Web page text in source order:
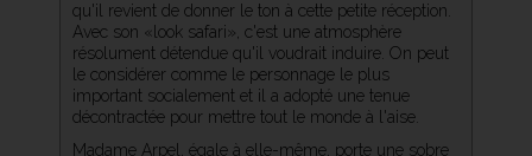
qu'il revient de donner le ton à cette petite réception.
Avec son «look safari», c'est une atmosphère
résolument détendue qu'il voudrait induire. On peut
le considérer comme le personnage le plus
important socialement et il a adopté une tenue
décontractée pour mettre tout le monde à l'aise.
Madame Arpel, égale à elle-même, porte une sobre